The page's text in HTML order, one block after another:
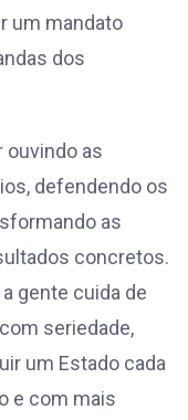
um mandato
dos
ouvindo as
defendendo os
as
concretos.
gente cuida de
seriedade,
um Estado cada
e com mais